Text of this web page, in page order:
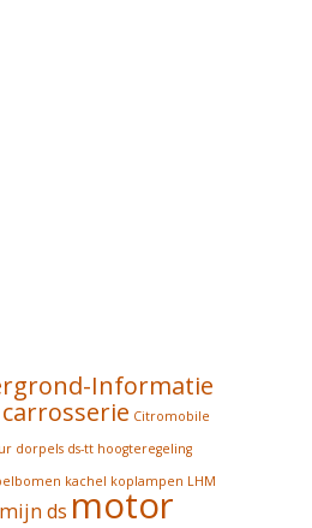
Informatie
carrosserie Citromobile
dorpels ds-tt hoogteregeling
kachel koplampen LHM
mijn ds motor